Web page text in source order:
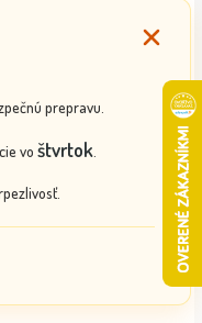
prepravu.
vo štvrtok.